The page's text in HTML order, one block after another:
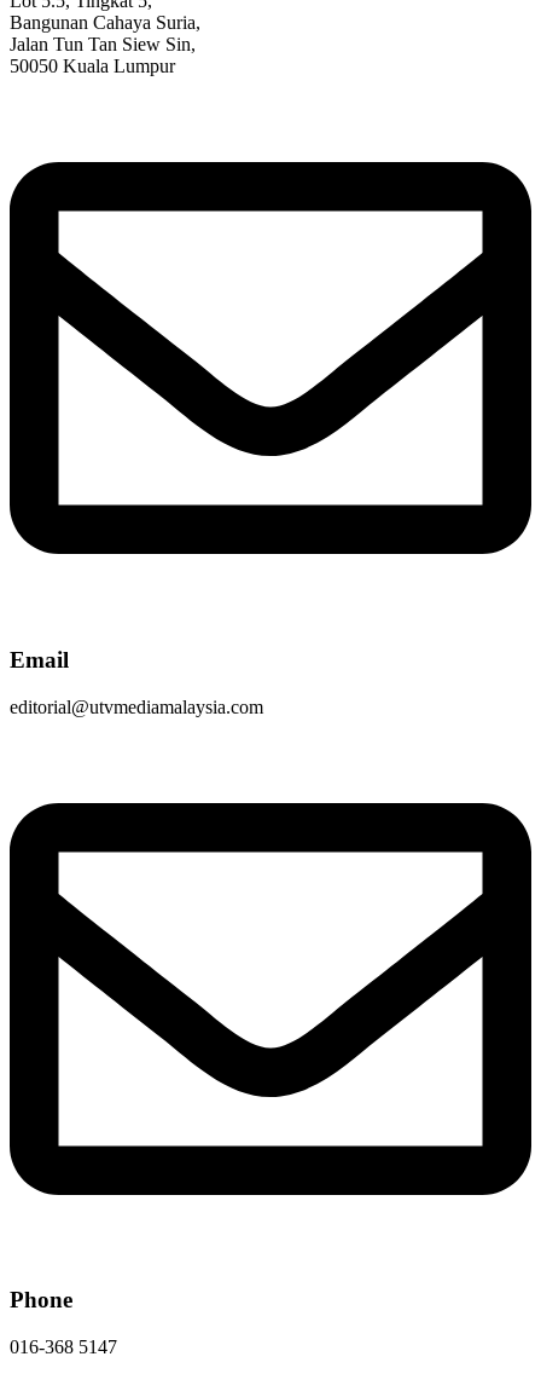
Bangunan Cahaya Suria,
Jalan Tun Tan Siew Sin,
50050 Kuala Lumpur
Email
editorial@utvmediamalaysia.com
Phone
016-368 5147